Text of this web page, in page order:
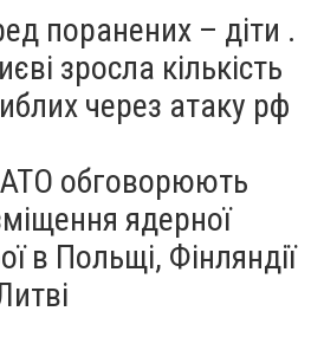
поранених – діти .
зросла кількість
через атаку рф
обговорюють
ядерної
в Польщі, Фінляндії